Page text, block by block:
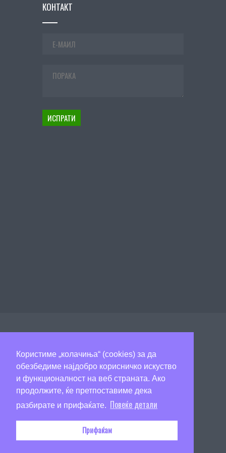
Користиме „колачиња“ (cookies) за да
обезбедиме најдобро корисничко искуство
и функционалност на веб страната. Ако
продолжите, ќе претпоставиме дека
разбирате и прифаќате. Повеќе детали
Прифаќам
КОНТАКТ
описи на објекти да ги проверите директно во агенцијата телефонски, на mail или лично. Ви
благодариме на разбирањето.
© Copyright 2026Art of Travel